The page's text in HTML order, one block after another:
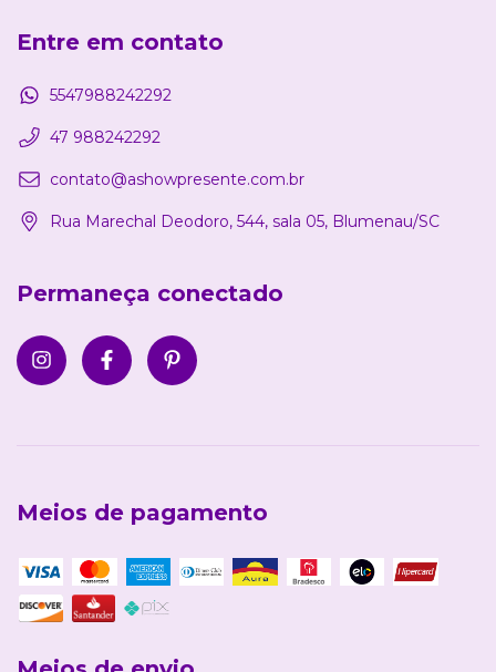
Entre em contato
5547988242292
47 988242292
contato@ashowpresente.com.br
Rua Marechal Deodoro, 544, sala 05, Blumenau/SC
Permaneça conectado
Meios de pagamento